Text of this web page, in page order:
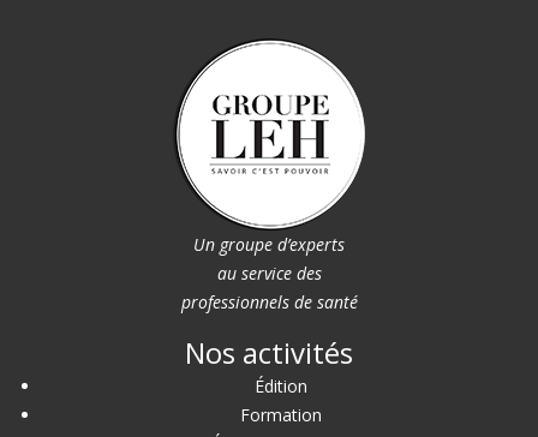
Un groupe d’experts
au service des
professionnels de santé
Nos activités
Édition
Formation